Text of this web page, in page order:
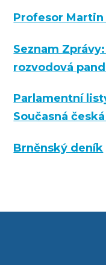
Profesor
Seznam
rozvodová
Parlamentní
Současná
Brněnský deník